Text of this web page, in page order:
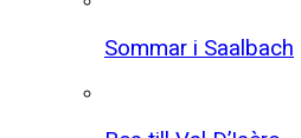
Sommar i Saalbach